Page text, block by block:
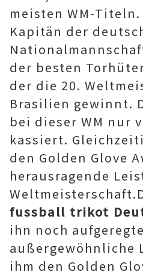
meisten WM-Titeln.
Kapitän der
der besten
der die 20.
Brasilien gewinnt.
bei dieser WM nur
kassiert.
den Golden Glove
herausragende
fussball trikot
ihn noch
außergewöhnliche
ihm den Golden